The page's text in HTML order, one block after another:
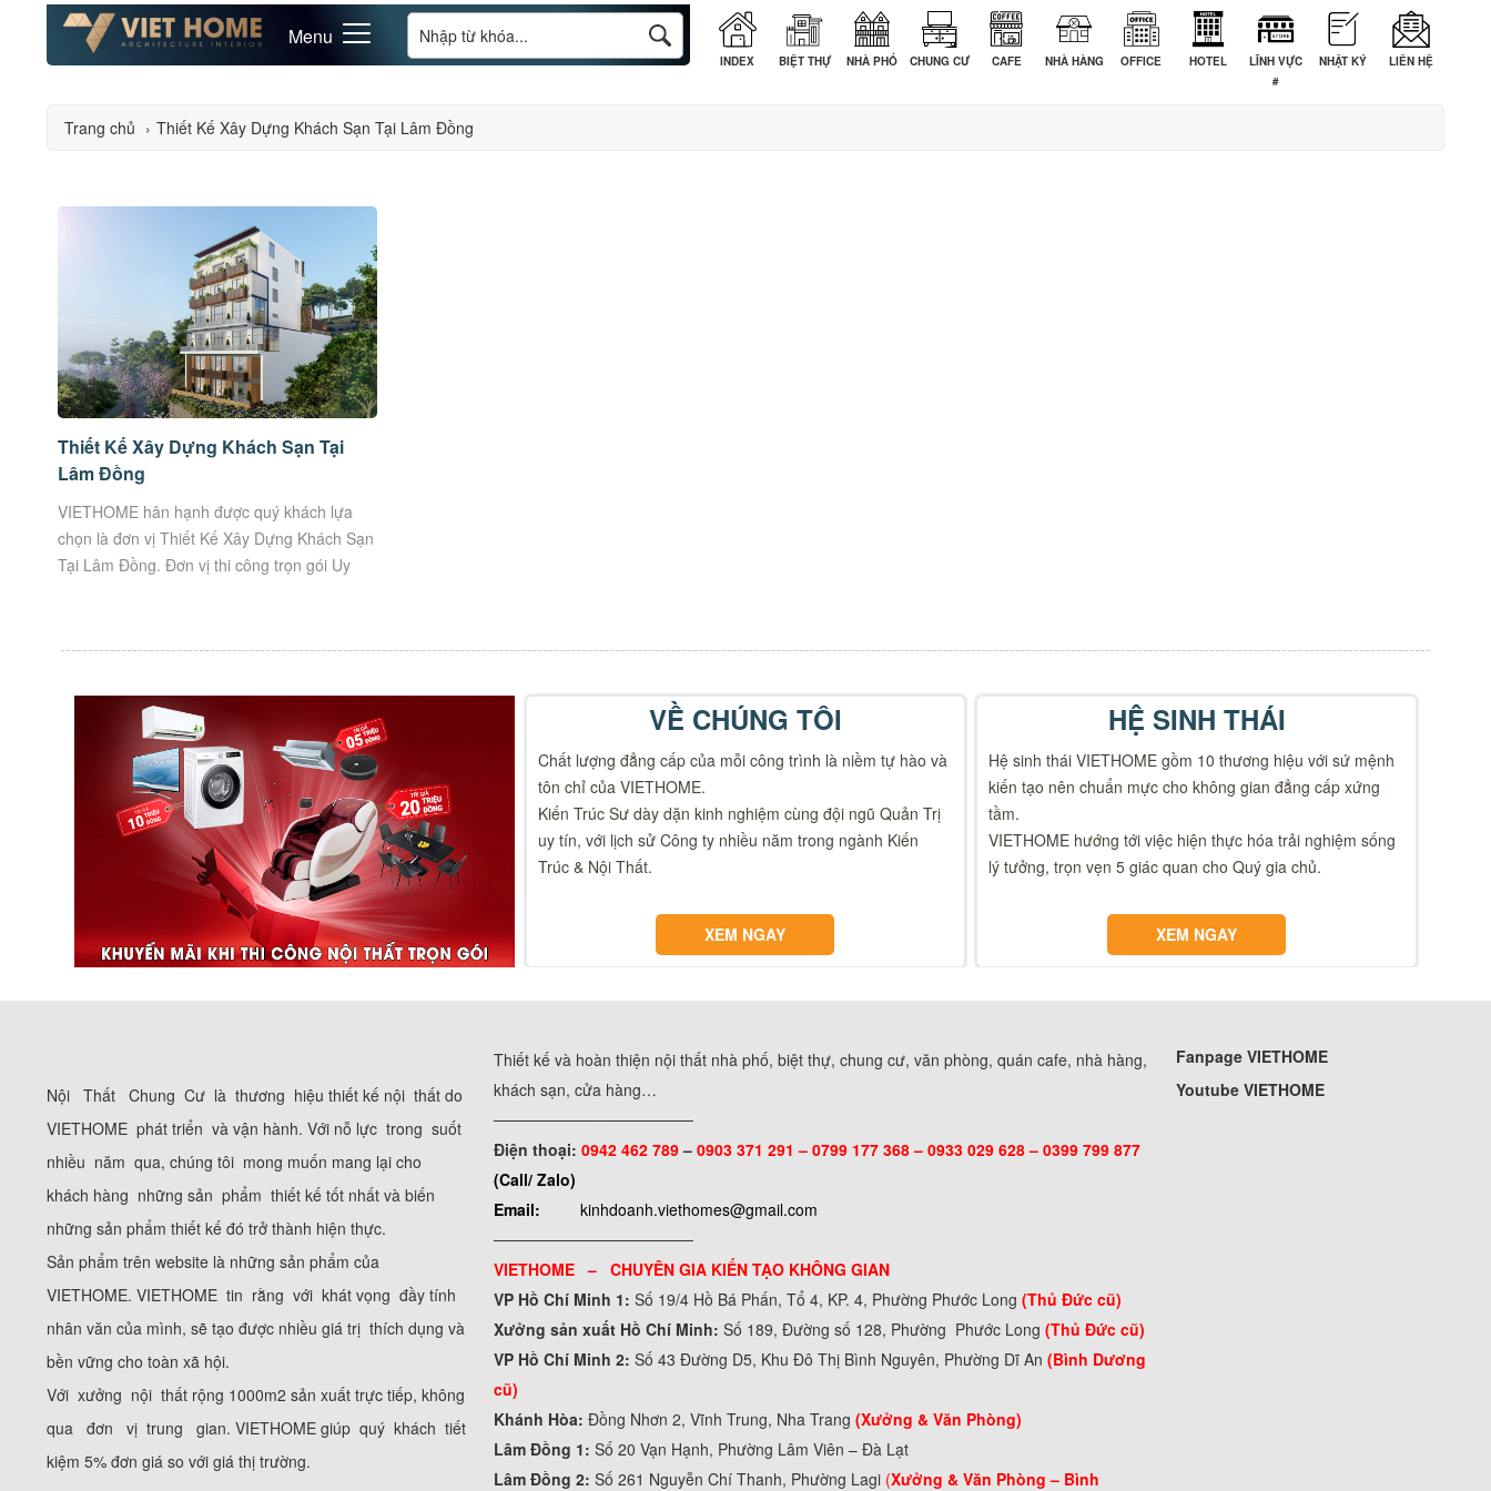
Menu
INDEX BIỆT THỰ NHÀ PHỐ CHUNG CƯ CAFE NHÀ HÀNG OFFICE HOTEL
LĨNH VỰC
#
NHẬT KÝ LIÊN HỆ
Trang chủ › Thiết Kế Xây Dựng Khách Sạn Tại Lâm Đồng
Thiết Kế Xây Dựng Khách Sạn Tại
Lâm Đồng
VIETHOME hân hạnh được quý khách lựa
chọn là đơn vị Thiết Kế Xây Dựng Khách Sạn
Tại Lâm Đồng. Đơn vị thi công trọn gói Uy
VỀ CHÚNG TÔI
Chất lượng đẳng cấp của mỗi công trình là niềm tự hào và
tôn chỉ của VIETHOME.
Kiến Trúc Sư dày dặn kinh nghiệm cùng đội ngũ Quản Trị
uy tín, với lịch sử Công ty nhiều năm trong ngành Kiến
Trúc & Nội Thất.
XEM NGAY
HỆ SINH THÁI
Hệ sinh thái VIETHOME gồm 10 thương hiệu với sứ mệnh
kiến tạo nên chuẩn mực cho không gian đẳng cấp xứng
tầm.
VIETHOME hướng tới việc hiện thực hóa trải nghiệm sống
lý tưởng, trọn vẹn 5 giác quan cho Quý gia chủ.
XEM NGAY
Nội Thất Chung Cư là thương hiệu thiết kế nội thất do
VIETHOME phát triển và vận hành. Với nỗ lực trong suốt
nhiều năm qua, chúng tôi mong muốn mang lại cho
khách hàng những sản phẩm thiết kế tốt nhất và biến
những sản phẩm thiết kế đó trở thành hiện thực.
Sản phẩm trên website là những sản phẩm của
VIETHOME. VIETHOME tin rằng với khát vọng đầy tính
nhân văn của mình, sẽ tạo được nhiều giá trị thích dụng và
bền vững cho toàn xã hội.
Với xưởng nội thất rộng 1000m2 sản xuất trực tiếp, không
qua đơn vị trung gian. VIETHOME giúp quý khách tiết
kiệm 5% đơn giá so với giá thị trường.
Thiết kế và hoàn thiện nội thất nhà phố, biệt thự, chung cư, văn phòng, quán cafe, nhà hàng,
khách sạn, cửa hàng…
──────────────────
Điện thoại:0942 462 789–0903 371 291 –0799 177 368 – 0933 029 628 – 0399 799 877
(Call/ Zalo)
Email:
kinhdoanh.viethomes@gmail.com
──────────────────
VIETHOME – CHUYÊN GIA KIẾN TẠO KHÔNG GIAN
VP Hồ Chí Minh 1: Số 19/4 Hồ Bá Phấn, Tổ 4, KP. 4, Phường Phước Long(Thủ Đức cũ)
Xưởng sản xuất Hồ Chí Minh: Số 189, Đường số 128, Phường Phước Long(Thủ Đức cũ)
VP Hồ Chí Minh 2: Số 43 Đường D5, Khu Đô Thị Bình Nguyên, Phường Dĩ An (Bình Dương
cũ)
Khánh Hòa:Đồng Nhơn 2, Vĩnh Trung, Nha Trang (Xưởng & Văn Phòng)
Lâm Đồng 1:Số 20 Vạn Hạnh, Phường Lâm Viên – Đà Lạt
Lâm Đồng 2:Số 261 Nguyễn Chí Thanh, Phường Lagi (Xưởng & Văn Phòng – Bình
Fanpage VIETHOME
Youtube VIETHOME